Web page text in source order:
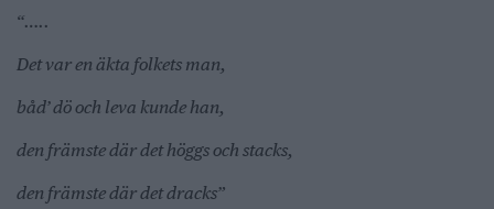
“…..
Det var en äkta folkets man,
båd’ dö och leva kunde han,
den främste där det höggs och stacks,
den främste där det dracks”